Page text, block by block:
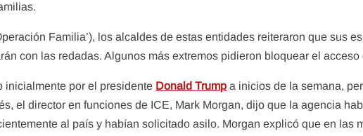
Familia’), los alcaldes de estas entidades reiteraron que sus
con las redadas. Algunos más extremos pidieron bloquear el
inicialmente por el presidente Donald Trump a inicios de la semana,
el director en funciones de ICE, Mark Morgan, dijo que la agencia
al país y habían solicitado asilo. Morgan explicó que en las